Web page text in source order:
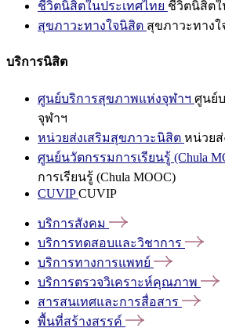
ชีวิตนิสิตในประเทศไทย ชีวิตนิสิตใ
สุขภาวะทางใจนิสิต สุขภาวะทาง
บริการนิสิต
ศูนย์บริการสุขภาพแห่งจุฬาฯ ศูนย์
จุฬาฯ
หน่วยส่งเสริมสุขภาวะนิสิต หน่วยส่
ศูนย์นวัตกรรมการเรียนรู้ (Chula
การเรียนรู้ (Chula MOOC)
CUVIPCUVIP
บริการสังคม
บริการทดสอบและวิชาการ
บริการทางการแพทย์
บริการตรวจวิเคราะห์คุณภาพ
สารสนเทศและการสื่อสาร
พื้นที่สร้างสรรค์